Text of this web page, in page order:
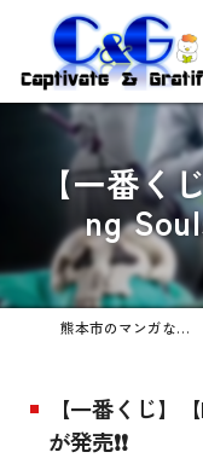
【一番
ng
熊本市のマンガなら株式会社C&G
【一番くじ】
が発売❗❗